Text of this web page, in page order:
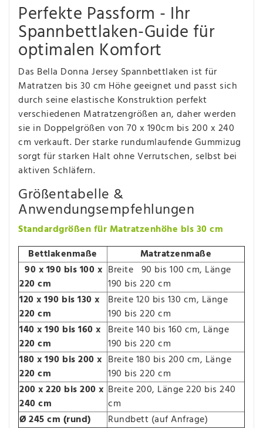
Perfekte Passform - Ihr
Spannbettlaken-Guide für
optimalen Komfort
Das Bella Donna Jersey Spannbettlaken ist für
Matratzen bis 30 cm Höhe geeignet und passt sich
durch seine elastische Konstruktion perfekt
verschiedenen Matratzengrößen an, daher werden
sie in Doppelgrößen von 70 x 190cm bis 200 x 240
cm verkauft. Der starke rundumlaufende Gummizug
sorgt für starken Halt ohne Verrutschen, selbst bei
aktiven Schläfern.
Größentabelle &
Anwendungsempfehlungen
Standardgrößen für Matratzenhöhe bis 30 cm
Bettlakenmaße
Matratzenmaße
90 x 190 bis 100 x
220 cm
Breite 90 bis 100 cm, Länge
190 bis 220 cm
120 x 190 bis 130 x
220 cm
Breite 120 bis 130 cm, Länge
190 bis 220 cm
140 x 190 bis 160 x
220 cm
Breite 140 bis 160 cm, Länge
190 bis 220 cm
180 x 190 bis 200 x
220 cm
Breite 180 bis 200 cm, Länge
190 bis 220 cm
200 x 220 bis 200 x
240 cm
Breite 200, Länge 220 bis 240
cm
Ø 245 cm (rund)
Rundbett (auf Anfrage)